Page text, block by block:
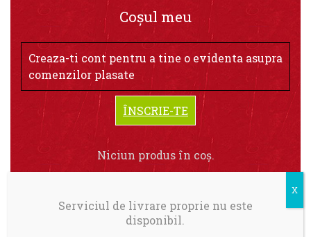
Coșul meu
Creaza-ti cont pentru a tine o evidenta asupra
comenzilor plasate
ÎNSCRIE-TE
Niciun produs în coș.
Serviciul de livrare proprie nu este
disponibil.